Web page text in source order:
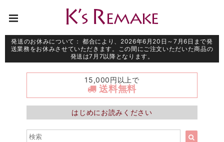
発送のお休みについて： 都合により、2026年6月20日～7月6日まで発
送業務をお休みさせていただきます。この間にご注文いただいた商品の
発送は7月7以降となります。
15,000円以上で
送料無料
はじめにお読みください